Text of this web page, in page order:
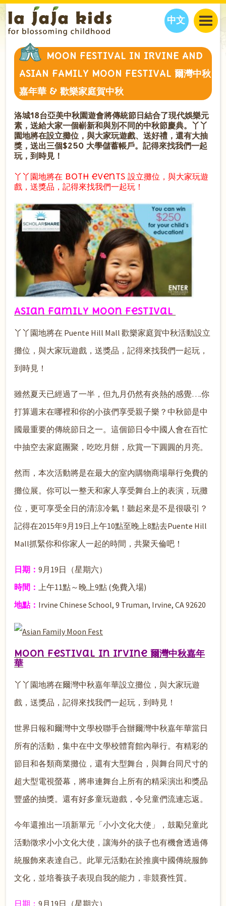
中文
JAJA’S WORLD
BLOG
INTERVIEWS
CALENDAR
THINGS TO DO
JAJA’S PICKS
FAMILY WELLNESS
EDUCATION
ABOUT
OUR STORY
CONTACT US
SHOP NOW
MOON FESTIVAL IN IRVINE AND
ASIAN FAMILY MOON FESTIVAL 爾灣中秋
嘉年華 & 歡樂家庭賀中秋
洛城18台亞美中秋園遊會將傳統節日結合了現代娛樂元
素，送給大家一個嶄新和與別不同的中秋節慶典。丫丫
園地將在設立攤位，與大家玩遊戲、送好禮，還有大抽
獎，送出三個$250 大學儲蓄帳戶。記得來找我們一起
玩，到時見！
丫丫園地將在 both events 設立攤位，與大家玩遊
戲，送獎品，記得來找我們一起玩！
Asian Family Moon Festival
丫丫園地將在 Puente Hill Mall 歡樂家庭賀中秋活動設立
攤位，與大家玩遊戲，送獎品，記得來找我們一起玩，
到時見！
雖然夏天已經過了一半，但九月仍然有炎熱的感覺….你
打算週末在哪裡和你的小孩們享受親子樂？中秋節是中
國最重要的傳統節日之一。這個節日令中國人會在百忙
中抽空去家庭團聚，吃吃月餅，欣賞一下圓圓的月亮。
然而，本次活動將是在最大的室內購物商場舉行免費的
攤位展。你可以一整天和家人享受舞台上的表演，玩攤
位，更可享受全日的清涼冷氣！聽起來是不是很吸引？
記得在2015年9月19日上午10點至晚上8點去Puente Hill
Mall抓緊你和你家人一起的時間，共聚天倫吧！
日期：9月19日（星期六）
時間：上午11點～晚上9點 (免費入場)
地點： Irvine Chinese School, 9 Truman, Irvine, CA 92620
Moon Festival in Irvine 爾灣中秋嘉年
華
丫丫園地將在爾灣中秋嘉年華設立攤位，與大家玩遊
戲，送獎品，記得來找我們一起玩，到時見！
世界日報和爾灣中文學校聯手合辦爾灣中秋嘉年華當日
所有的活動，集中在中文學校體育館內舉行。有精彩的
節目和各類商業攤位，還有大型舞台，與舞台同尺寸的
超大型電視螢幕，將串連舞台上所有的精采演出和獎品
豐盛的抽獎。還有好多童玩遊戲，令兒童們流連忘返。
今年還推出一項新單元「小小文化大使」，鼓勵兒童此
活動徵求小小文化大使，讓海外的孩子也有機會透過傳
統服飾來表達自己。此單元活動在於推廣中國傳統服飾
文化，並培養孩子表現自我的能力，非競賽性質。
日期：9月19日（星期六）